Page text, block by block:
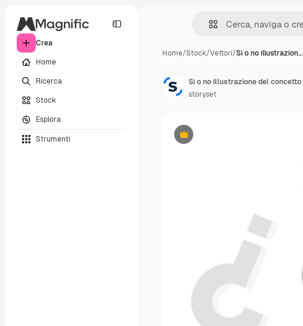
Crea
Home
Ricerca
Stock
Esplora
Strumenti
Home/Stock/Vettori/Sì o no illustrazion…
Premium
Sì o no illustrazione del concetto
storyset